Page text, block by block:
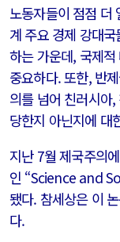
노동자들이 점점 더
계 주요 경제 강대
하는 가운데, 국제
중요하다. 또한, 반
의를 넘어 친러시아
당한지 아닌지에 대
지난 7월 제국주의
인 “Science and
됐다. 참세상은 이
다.